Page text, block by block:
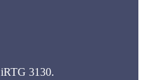
iRTG 3130.